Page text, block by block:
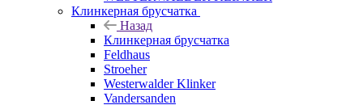
Клинкерная брусчатка
Назад
Клинкерная брусчатка
Feldhaus
Stroeher
Westerwalder Klinker
Vandersanden